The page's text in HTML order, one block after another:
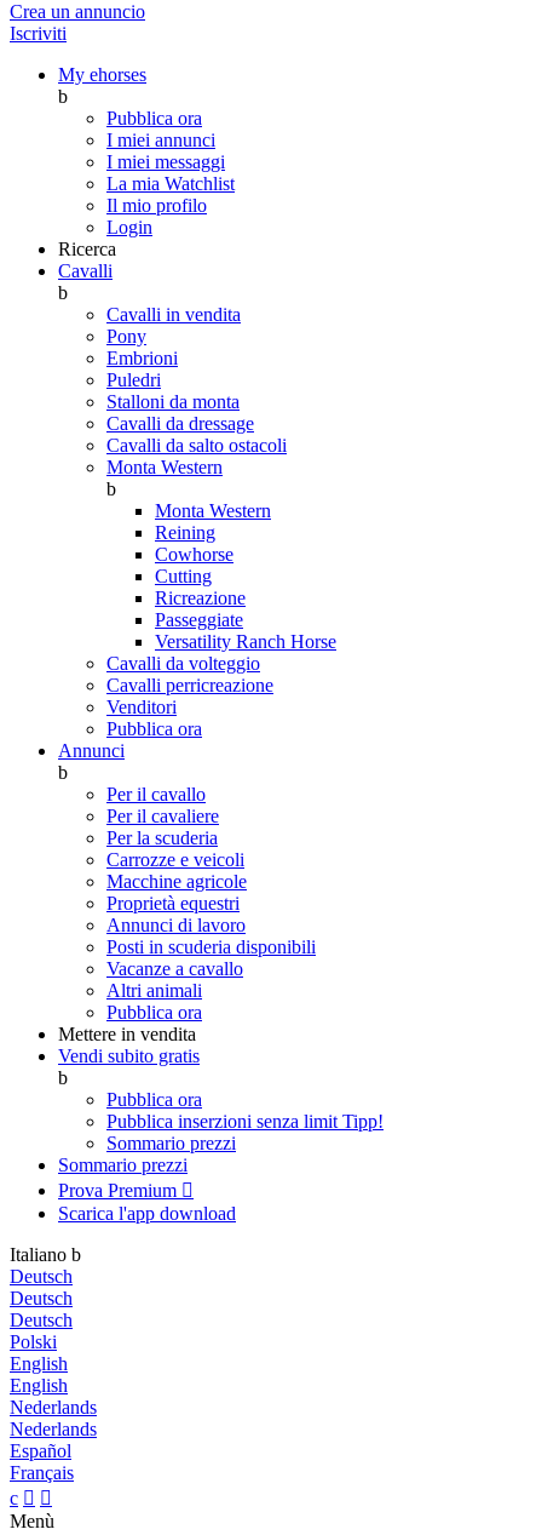
Crea un annuncio
Iscriviti
My ehorses
b
Pubblica ora
I miei annunci
I miei messaggi
La mia Watchlist
Il mio profilo
Login
Ricerca
Cavalli
b
Cavalli in vendita
Pony
Embrioni
Puledri
Stalloni da monta
Cavalli da dressage
Cavalli da salto ostacoli
Monta Western
b
Monta Western
Reining
Cowhorse
Cutting
Ricreazione
Passeggiate
Versatility Ranch Horse
Cavalli da volteggio
Cavalli perricreazione
Venditori
Pubblica ora
Annunci
b
Per il cavallo
Per il cavaliere
Per la scuderia
Carrozze e veicoli
Macchine agricole
Proprietà equestri
Annunci di lavoro
Posti in scuderia disponibili
Vacanze a cavallo
Altri animali
Pubblica ora
Mettere in vendita
Vendi subito gratis
b
Pubblica ora
Pubblica inserzioni senza limit Tipp!
Sommario prezzi
Sommario prezzi
Prova Premium 
Scarica l'app download
Italiano b
Deutsch
Deutsch
Deutsch
Polski
English
English
Nederlands
Nederlands
Español
Français
c  
Menù